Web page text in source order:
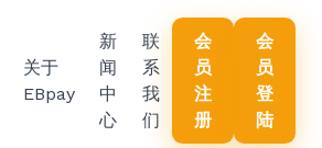
关于
EBpay
新
闻
中
心
联
系
我
们
会
员
注
册
会
员
登
陆